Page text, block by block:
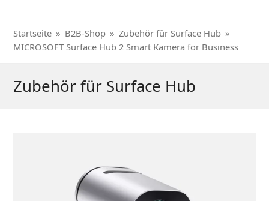
Startseite » B2B-Shop » Zubehör für Surface Hub »
MICROSOFT Surface Hub 2 Smart Kamera for Business
Zubehör für Surface Hub